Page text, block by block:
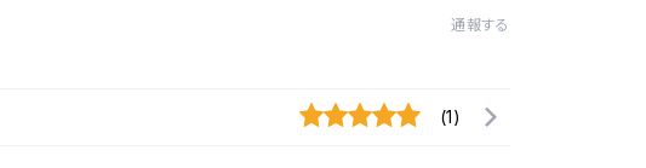
通報する
(1)